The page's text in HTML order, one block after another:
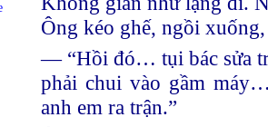
Ông kéo ghế, ngồi
— “Hồi đó… tụi bác sửa
phải chui vào gầm
anh em ra trận.”